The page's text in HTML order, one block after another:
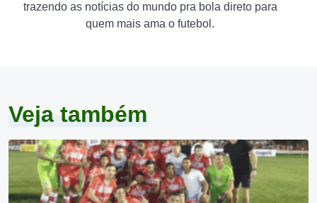
trazendo as notícias do mundo pra bola direto para
quem mais ama o futebol.
Veja também